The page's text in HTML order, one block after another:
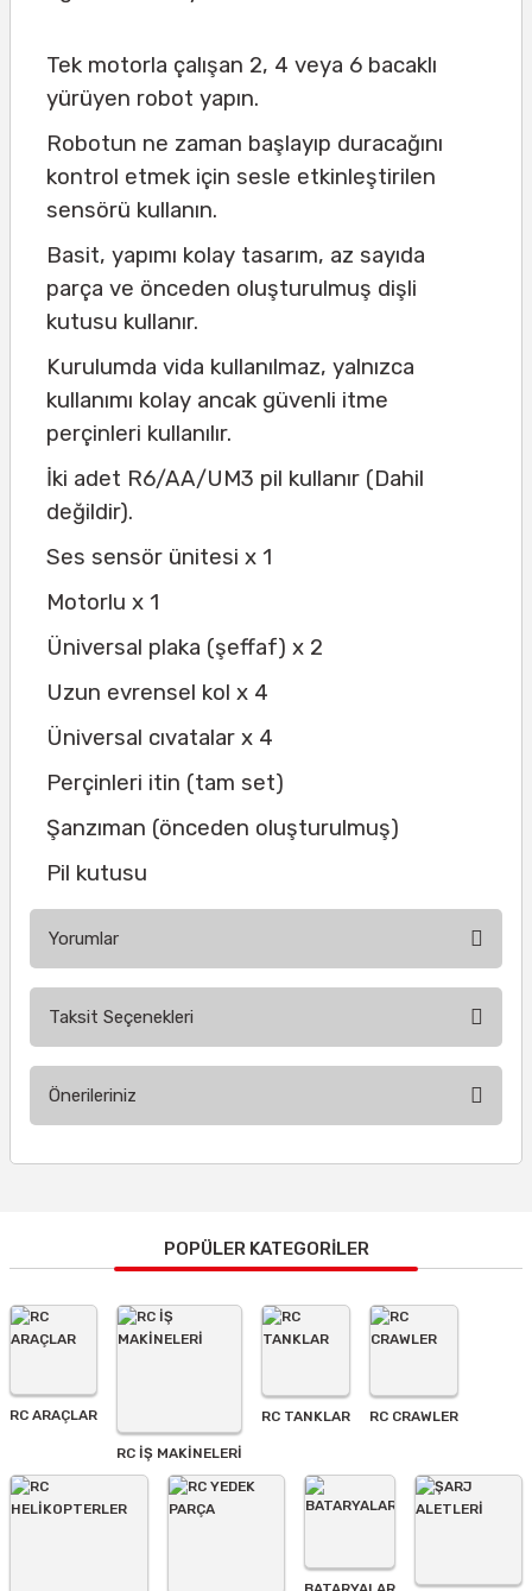
Tek motorla çalışan 2, 4 veya 6 bacaklı
yürüyen robot yapın.
Robotun ne zaman başlayıp duracağını
kontrol etmek için sesle etkinleştirilen
sensörü kullanın.
Basit, yapımı kolay tasarım, az sayıda
parça ve önceden oluşturulmuş dişli
kutusu kullanır.
Kurulumda vida kullanılmaz, yalnızca
kullanımı kolay ancak güvenli itme
perçinleri kullanılır.
İki adet R6/AA/UM3 pil kullanır (Dahil
değildir).
Ses sensör ünitesi x 1
Motorlu x 1
Üniversal plaka (şeffaf) x 2
Uzun evrensel kol x 4
Üniversal cıvatalar x 4
Perçinleri itin (tam set)
Şanzıman (önceden oluşturulmuş)
Pil kutusu
Yorumlar
Taksit Seçenekleri
Önerileriniz
Görüş ve önerileriniz için teşekkür ederiz.
Ürün resmi kalitesiz, bozuk veya görüntülenemiyor.
Ürün açıklamasında eksik bilgiler bulunuyor.
Ürün fiyatı diğer sitelerden daha pahalı.
Bu ürüne benzer farklı alternatifler olmalı.
POPÜLER KATEGORİLER
RC ARAÇLAR
RC İŞ MAKİNELERİ
RC TANKLAR RC CRAWLER